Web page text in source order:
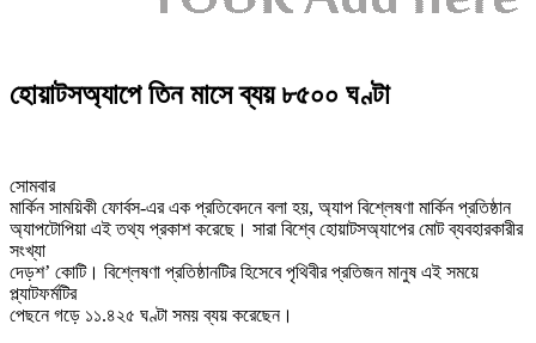
হোয়াটসঅ্যাপে তিন মাসে ব্যয় ৮৫০০ ঘণ্টা
সোমবার
মার্কিন সাময়িকী ফোর্বস-এর এক প্রতিবেদনে বলা হয়, অ্যাপ বিশ্লেষণা মার্কিন প্রতিষ্ঠান
অ্যাপটোপিয়া এই তথ্য প্রকাশ করেছে। সারা বিশ্বে হোয়াটসঅ্যাপের মোট ব্যবহারকারীর
সংখ্যা
দেড়শ’ কোটি। বিশ্লেষণা প্রতিষ্ঠানটির হিসেবে পৃথিবীর প্রতিজন মানুষ এই সময়ে
প্ল্যাটফর্মটির
পেছনে গড়ে ১১.৪২৫ ঘণ্টা সময় ব্যয় করেছেন।